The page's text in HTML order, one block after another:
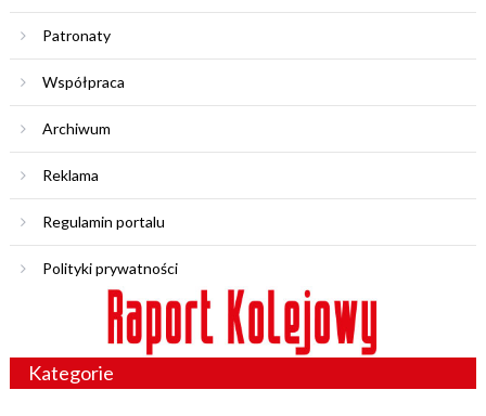
Patronaty
Współpraca
Archiwum
Reklama
Regulamin portalu
Polityki prywatności
Kategorie